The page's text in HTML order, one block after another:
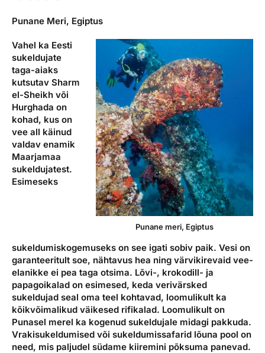
Punane Meri, Egiptus
Punane meri, Egiptus
Vahel ka Eesti
sukeldujate
taga-aiaks
kutsutav Sharm
el-Sheikh või
Hurghada on
kohad, kus on
vee all käinud
valdav enamik
Maarjamaa
sukeldujatest.
Esimeseks
sukeldumiskogemuseks on see igati sobiv paik. Vesi on
garanteeritult soe, nähtavus hea ning värvikirevaid vee-
elanikke ei pea taga otsima. Lõvi-, krokodill- ja
papagoikalad on esimesed, keda verivärsked
sukeldujad seal oma teel kohtavad, loomulikult ka
kõikvõimalikud väikesed rifikalad. Loomulikult on
Punasel merel ka kogenud sukeldujale midagi pakkuda.
Vrakisukeldumised või sukeldumissafarid lõuna pool on
need, mis paljudel südame kiiremini põksuma panevad.